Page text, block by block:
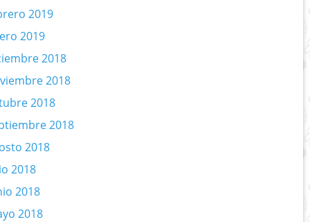
2019
2019
2018
2018
2018
2018
2018
2018
2018
2018